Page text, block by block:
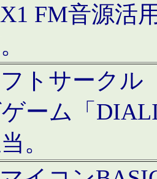
FM音源活
トサークル
ーム「
。